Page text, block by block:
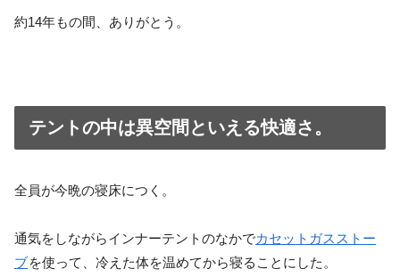
約14年もの間、ありがとう。
テントの中は異空間といえる快適さ。
全員が今晩の寝床につく。
通気をしながらインナーテントのなかでカセットガスストー
ブを使って、冷えた体を温めてから寝ることにした。